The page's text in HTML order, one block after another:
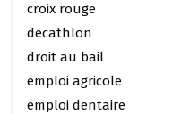
croix rouge
decathlon
droit au bail
emploi agricole
emploi dentaire